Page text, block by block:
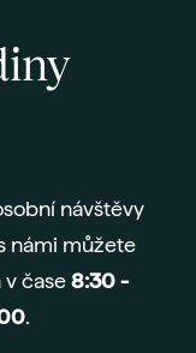
návštěvy
námi můžete
čase8:30 -
.